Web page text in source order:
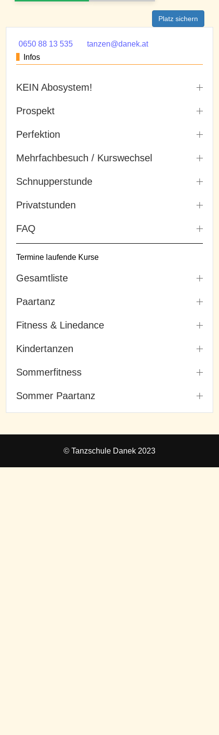
Platz sichern
0650 88 13 535
tanzen@danek.at
Infos
KEIN Abosystem!
Prospekt
Perfektion
Mehrfachbesuch / Kurswechsel
Schnupperstunde
Privatstunden
FAQ
Termine laufende Kurse
Gesamtliste
Paartanz
Fitness & Linedance
Kindertanzen
Sommerfitness
Sommer Paartanz
© Tanzschule Danek 2023